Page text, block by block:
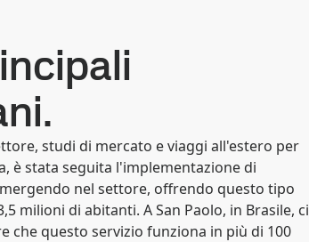
studi di mercato e viaggi all'estero per
è stata seguita l'implementazione di
nel settore, offrendo questo tipo
milioni di abitanti. A San Paolo, in Brasile, ci
che questo servizio funziona in più di 100